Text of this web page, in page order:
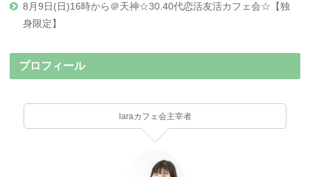
8月9日(日)16時から＠天神☆30.40代恋活友活カフェ会☆【独
身限定】
プロフィール
laraカフェ会主宰者